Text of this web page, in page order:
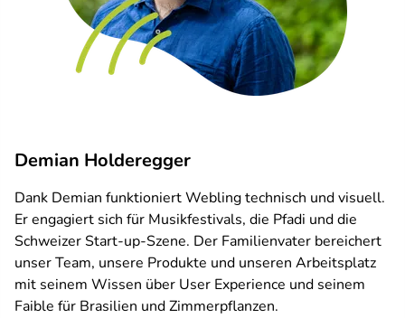
Demian Holderegger
Dank Demian funktioniert Webling technisch und visuell.
Er engagiert sich für Musikfestivals, die Pfadi und die
Schweizer Start-up-Szene. Der Familienvater bereichert
unser Team, unsere Produkte und unseren Arbeitsplatz
mit seinem Wissen über User Experience und seinem
Faible für Brasilien und Zimmerpflanzen.